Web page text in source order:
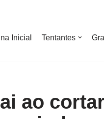
Inicial Tentantes
ao